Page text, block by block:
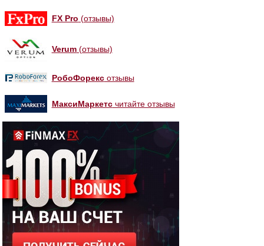
FX Pro (отзывы)
Verum(отзывы)
РобоФорексотзывы
МаксиМаркетсчитайте отзывы